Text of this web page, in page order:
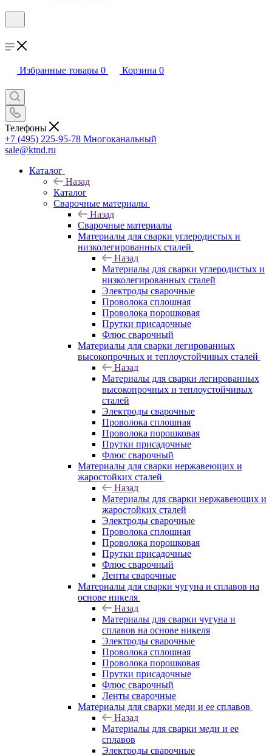
Избранные товары 0 Корзина 0
Телефоны
+7 (495) 225-95-78 Многоканальный
sale@ktnd.ru
Каталог
Назад
Каталог
Сварочные материалы
Назад
Сварочные материалы
Материалы для сварки углеродистых и
низколегированных сталей
Назад
Материалы для сварки углеродистых и
низколегированных сталей
Электроды сварочные
Проволока сплошная
Проволока порошковая
Прутки присадочные
Флюс сварочный
Материалы для сварки легированных
высокопрочных и теплоустойчивых сталей
Назад
Материалы для сварки легированных
высокопрочных и теплоустойчивых
сталей
Электроды сварочные
Проволока сплошная
Проволока порошковая
Прутки присадочные
Флюс сварочный
Материалы для сварки нержавеющих и
жаростойких сталей
Назад
Материалы для сварки нержавеющих и
жаростойких сталей
Электроды сварочные
Проволока сплошная
Проволока порошковая
Прутки присадочные
Флюс сварочный
Ленты сварочные
Материалы для сварки чугуна и сплавов на
основе никеля
Назад
Материалы для сварки чугуна и
сплавов на основе никеля
Электроды сварочные
Проволока сплошная
Проволока порошковая
Прутки присадочные
Флюс сварочный
Ленты сварочные
Материалы для сварки меди и ее сплавов
Назад
Материалы для сварки меди и ее
сплавов
Электроды сварочные